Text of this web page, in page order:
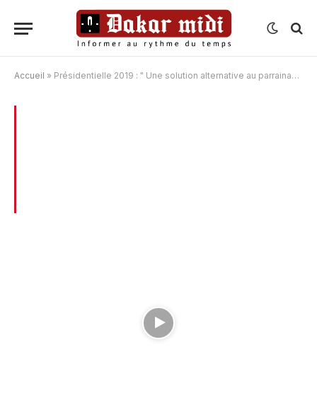
Accueil » Présidentielle 2019 : " Une solution alternative au parrainage s'impose " révèle Serigne Modou Kara